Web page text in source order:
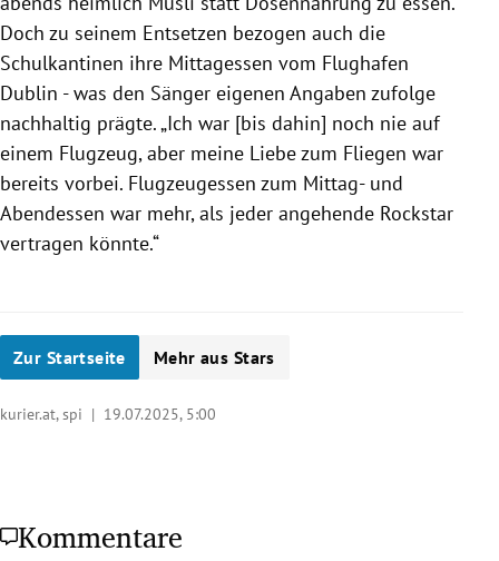
Doch zu seinem Entsetzen bezogen auch die
Schulkantinen ihre Mittagessen vom Flughafen
Dublin - was den Sänger eigenen Angaben zufolge
nachhaltig prägte. „Ich war [bis dahin] noch nie auf
einem Flugzeug, aber meine Liebe zum Fliegen war
bereits vorbei. Flugzeugessen zum Mittag- und
Abendessen war mehr, als jeder angehende Rockstar
vertragen könnte.“
Zur Startseite Mehr aus Stars
kurier.at, spi | 19.07.2025, 5:00
Kommentare